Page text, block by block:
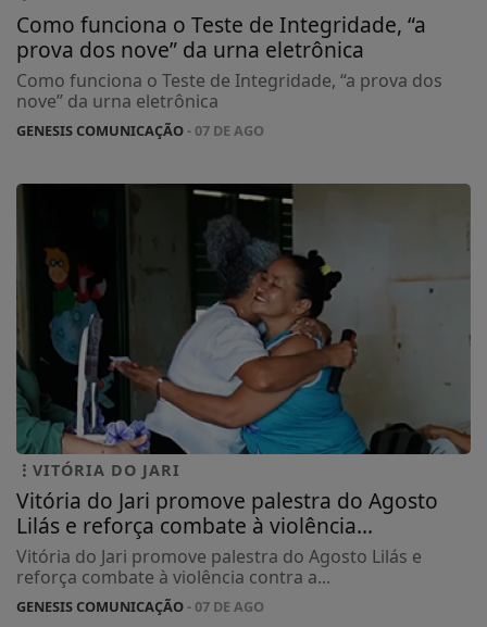
Como funciona o Teste de Integridade, “a
prova dos nove” da urna eletrônica
Como funciona o Teste de Integridade, “a prova dos
nove” da urna eletrônica
GENESIS COMUNICAÇÃO- 07 DE AGO
VITÓRIA DO JARI
Vitória do Jari promove palestra do Agosto
Lilás e reforça combate à violência...
Vitória do Jari promove palestra do Agosto Lilás e
reforça combate à violência contra a...
GENESIS COMUNICAÇÃO- 07 DE AGO